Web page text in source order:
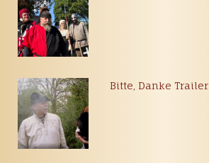
Bitte, Danke Trailer